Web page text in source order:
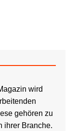
wird
gehören zu
ihrer Branche.